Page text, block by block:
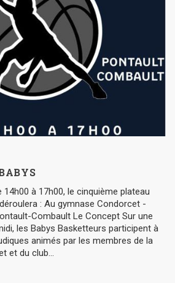
14h00 à 17h00, le cinquième plateau
: Au gymnase Condorcet -
Combault Le Concept Sur une
les Babys Basketteurs participent à
animés par les membres de la
et du club...